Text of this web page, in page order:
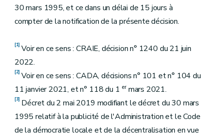
30 mars 1995, et ce dans un délai de 15 jours à
compter de la notification de la présente décision.
[1] Voir en ce sens : CRAIE, décision n° 1240 du 21 juin
2022.
[2] Voir en ce sens : CADA, décisions n° 101 et n° 104 du
11 janvier 2021, et n° 118 du 1 ermars 2021.
[3] Décret du 2 mai 2019 modifiant le décret du 30 mars
1995 relatif à la publicité de l'Administration et le Code
de la démocratie locale et de la décentralisation en vue